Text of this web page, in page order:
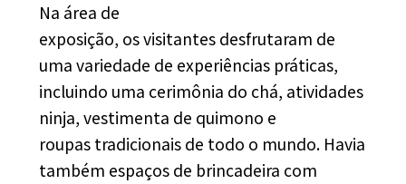
Na área de
exposição, os visitantes desfrutaram de
uma variedade de experiências práticas,
incluindo uma cerimônia do chá, atividades
ninja, vestimenta de quimono e
roupas tradicionais de todo o mundo. Havia
também espaços de brincadeira com